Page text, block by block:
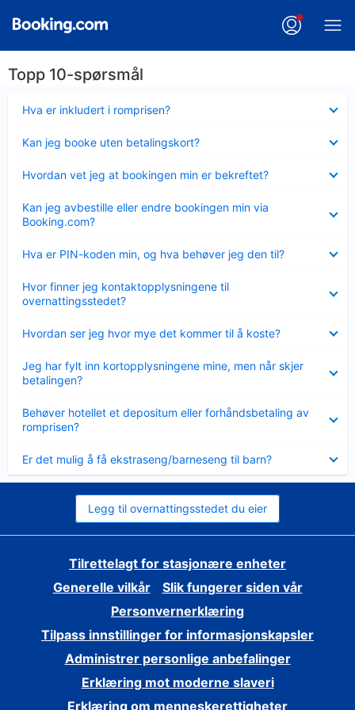
Topp 10-spørsmål
Hva er inkludert i romprisen?
mindre
Kan jeg booke uten betalingskort?
mindre
Hvordan vet jeg at bookingen min er bekreftet?
mindre
Kan jeg avbestille eller endre bookingen min via
Booking.com?
mindre
Hva er PIN-koden min, og hva behøver jeg den til?
mindre
Hvor finner jeg kontaktopplysningene til
overnattingsstedet?
mindre
Hvordan ser jeg hvor mye det kommer til å koste?
mindre
Jeg har fylt inn kortopplysningene mine, men når skjer
betalingen?
mindre
Behøver hotellet et depositum eller forhåndsbetaling av
romprisen?
mindre
Er det mulig å få ekstraseng/barneseng til barn?
mindre
Legg til overnattingsstedet du eier
Tilrettelagt for stasjonære enheter
Generelle vilkår
Slik fungerer siden vår
Personvernerklæring
Tilpass innstillinger for informasjonskapsler
Administrer personlige anbefalinger
Erklæring mot moderne slaveri
Erklæring om menneskerettigheter